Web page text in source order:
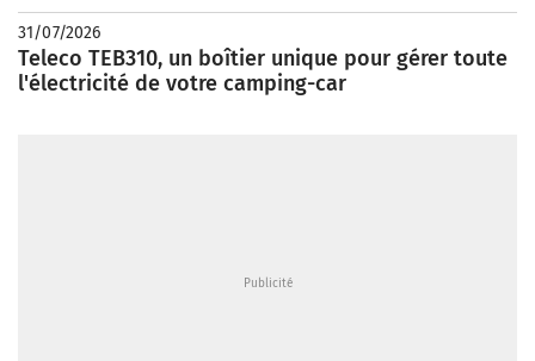
31/07/2026
Teleco TEB310, un boîtier unique pour gérer toute
l'électricité de votre camping-car